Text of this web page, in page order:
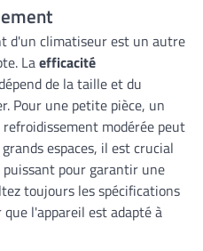
d'un climatiseur est un autre
Laefficacité
de la taille et du
Pour une petite pièce, un
modérée peut
espaces, il est crucial
pour garantir une
toujours les spécifications
l'appareil est adapté à